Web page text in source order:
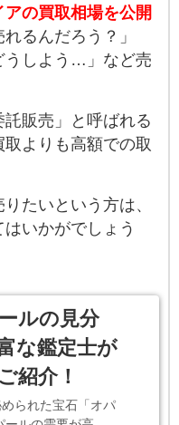
アの買取相場を公開
るんだろう？」
うしよう…」など売
販売」と呼ばれる
よりも高額での取
たいという方は、
いかがでしょう
ルの見分
な鑑定士が
紹介！
られた宝石「オパ